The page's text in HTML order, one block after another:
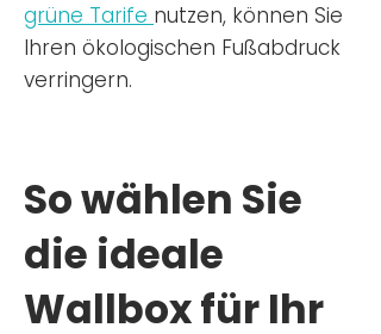
grüne Tarife nutzen, können Sie
Ihren ökologischen Fußabdruck
verringern.
So wählen Sie
die ideale
Wallbox für Ihr